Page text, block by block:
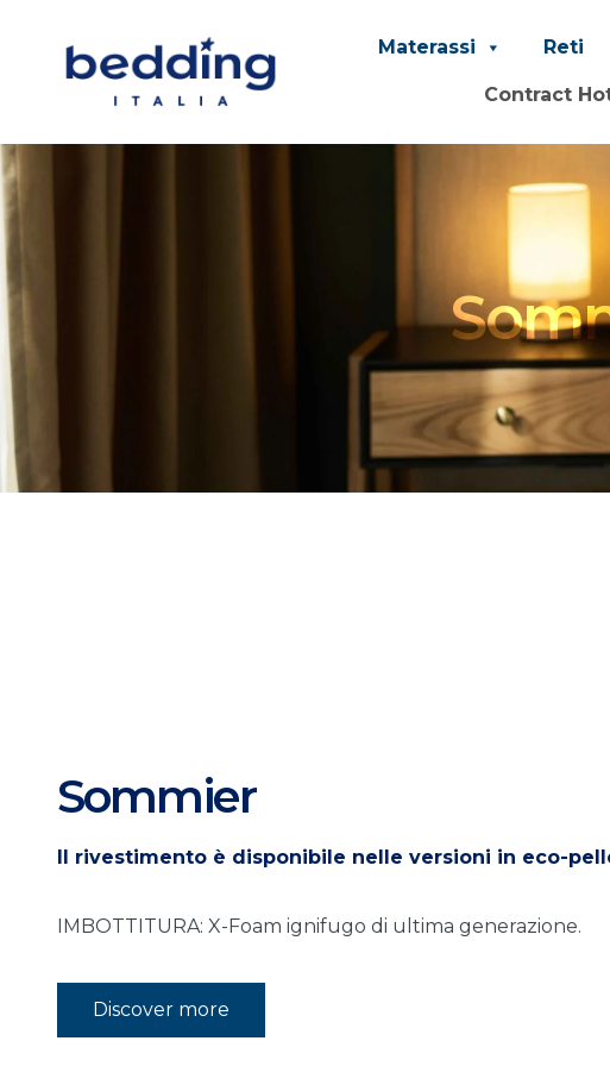
Materassi Reti
Contract
Sommier
II rivestimento è disponibile nelle versioni in eco-
IMBOTTITURA: X-Foam ignifugo di ultima generazione.
Discover more